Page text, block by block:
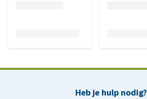
Heb je hulp nodig?